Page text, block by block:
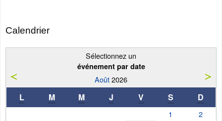
Calendrier
Sélectionnez un
événement par date
Août2026
L M M J V S D
1
2